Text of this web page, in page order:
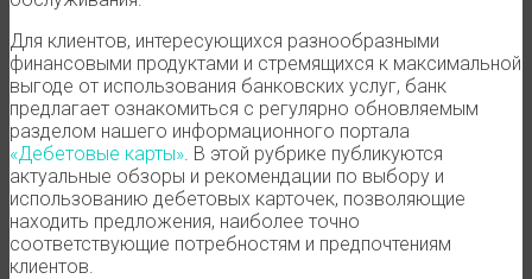
Для клиентов, интересующихся разнообразными
финансовыми продуктами и стремящихся к максимальной
выгоде от использования банковских услуг, банк
предлагает ознакомиться с регулярно обновляемым
разделом нашего информационного портала
«Дебетовые карты» . В этой рубрике публикуются
актуальные обзоры и рекомендации по выбору и
использованию дебетовых карточек, позволяющие
находить предложения, наиболее точно
соответствующие потребностям и предпочтениям
клиентов.